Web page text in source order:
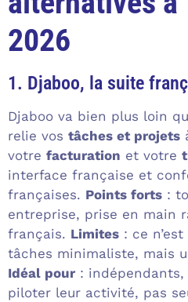
2026
1. Djaboo, la suite
Djaboo va bien plus loin
relie vos tâches et projets
votre facturation et votre
interface française et
françaises. Points forts :
entreprise, prise en main
français. Limites : ce
tâches minimaliste, mais
Idéal pour : indépendants,
piloter leur activité, pas